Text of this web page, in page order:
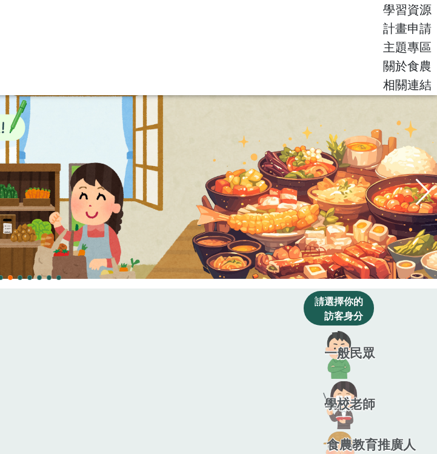
學習資源
計畫申請
主題專區
關於食農
相關連結
請選擇你的
訪客身分
一般民眾
學校老師
食農教育推廣人